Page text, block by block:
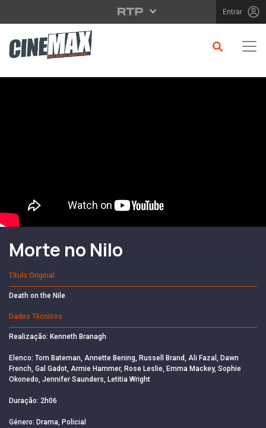
Saltar para o conteúdo principal Entrar
Filme em Cartaz
Morte no Nilo
Título Original
Death on the Nile
Dados Técnicos
Realização: Kenneth Branagh
Elenco: Tom Bateman, Annette Bening, Russell Brand, Ali Fazal, Dawn
French, Gal Gadot, Armie Hammer, Rose Leslie, Emma Mackey, Sophie
Okonedo, Jennifer Saunders, Letitia Wright
Duração: 2h06
Género: Drama, Policial